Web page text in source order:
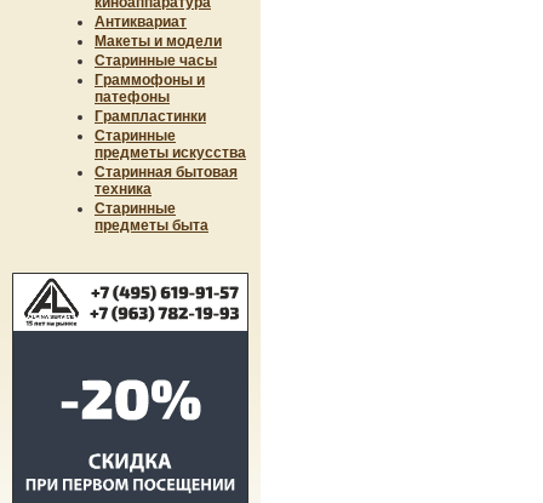
Антиквариат
Макеты и модели
Старинные часы
Граммофоны и
патефоны
Грампластинки
Старинные
предметы искусства
Старинная бытовая
техника
Старинные
предметы быта